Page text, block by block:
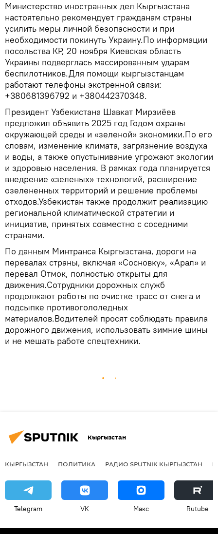
Министерство иностранных дел Кыргызстана
настоятельно рекомендует гражданам страны
усилить меры личной безопасности и при
необходимости покинуть Украину.По информации
посольства КР, 20 ноября Киевская область
Украины подверглась массированным ударам
беспилотников.Для помощи кыргызстанцам
работают телефоны экстренной связи:
+380681396792 и +380442370348.
Президент Узбекистана Шавкат Мирзиёев
предложил объявить 2025 год Годом охраны
окружающей среды и «зеленой» экономики.По его
словам, изменение климата, загрязнение воздуха
и воды, а также опустынивание угрожают экологии
и здоровью населения. В рамках года планируется
внедрение «зеленых» технологий, расширение
озелененных территорий и решение проблемы
отходов.Узбекистан также продолжит реализацию
региональной климатической стратегии и
инициатив, принятых совместно с соседними
странами.
По данным Минтранса Кыргызстана, дороги на
перевалах страны, включая «Сосновку», «Арал» и
перевал Отмок, полностью открыты для
движения.Сотрудники дорожных служб
продолжают работы по очистке трасс от снега и
подсыпке противогололедных
материалов.Водителей просят соблюдать правила
дорожного движения, использовать зимние шины
и не мешать работе спецтехники.
Кыргызстан
КЫРГЫЗСТАН ПОЛИТИКА РАДИО SPUTNIK КЫРГЫЗСТАН
Telegram VK Макс Rutube